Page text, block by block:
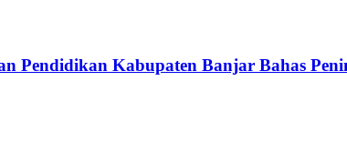
Pendidikan Kabupaten Banjar Bahas